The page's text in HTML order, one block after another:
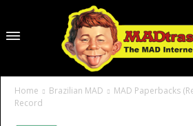
Home Brazilian MAD
MAD Paperbacks
Record